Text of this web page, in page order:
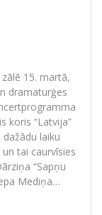
15. martā,
dramaturģes
koris “Latvija”
laiku
tai caurvīsies
“Sapņu
Mediņa…